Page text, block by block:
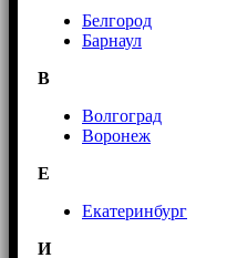
Белгород
Барнаул
В
Волгоград
Воронеж
E
Екатеринбург
И